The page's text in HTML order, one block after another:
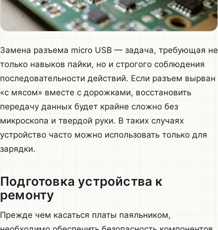
Замена разъема micro USB — задача, требующая не
только навыков пайки, но и строгого соблюдения
последовательности действий. Если разъем вырван
«с мясом» вместе с дорожками, восстановить
передачу данных будет крайне сложно без
микроскопа и твердой руки. В таких случаях
устройство часто можно использовать только для
зарядки.
Подготовка устройства к
ремонту
Прежде чем касаться платы паяльником,